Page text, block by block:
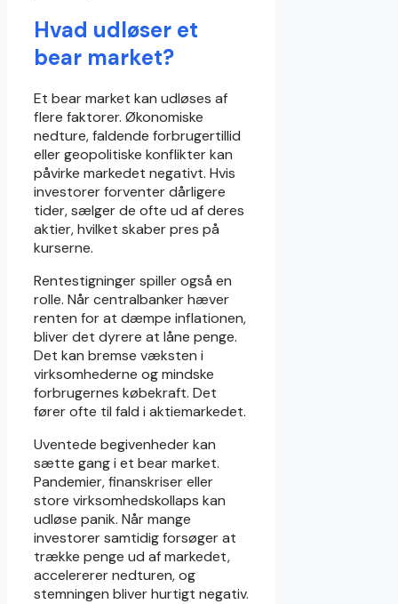
Hvad udløser et
bear market?
Et bear market kan udløses af
flere faktorer. Økonomiske
nedture, faldende forbrugertillid
eller geopolitiske konflikter kan
påvirke markedet negativt. Hvis
investorer forventer dårligere
tider, sælger de ofte ud af deres
aktier, hvilket skaber pres på
kurserne.
Rentestigninger spiller også en
rolle. Når centralbanker hæver
renten for at dæmpe inflationen,
bliver det dyrere at låne penge.
Det kan bremse væksten i
virksomhederne og mindske
forbrugernes købekraft. Det
fører ofte til fald i aktiemarkedet.
Uventede begivenheder kan
sætte gang i et bear market.
Pandemier, finanskriser eller
store virksomhedskollaps kan
udløse panik. Når mange
investorer samtidig forsøger at
trække penge ud af markedet,
accelererer nedturen, og
stemningen bliver hurtigt negativ.